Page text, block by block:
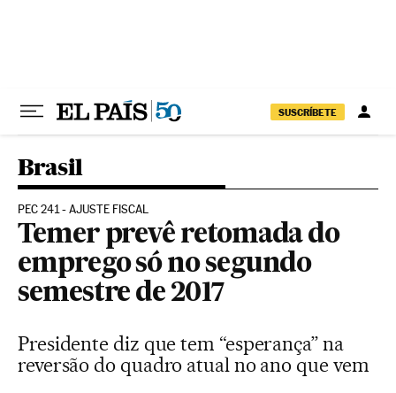
SUSCRÍBETE
Brasil
PEC 241 - AJUSTE FISCAL
Temer prevê retomada do
emprego só no segundo
semestre de 2017
Presidente diz que tem “esperança” na
reversão do quadro atual no ano que vem